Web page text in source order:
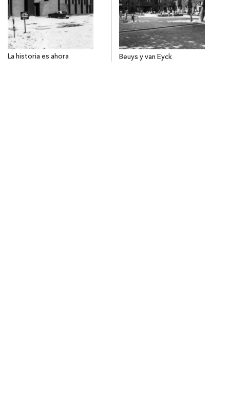
La historia es ahora Beuys y van Eyck